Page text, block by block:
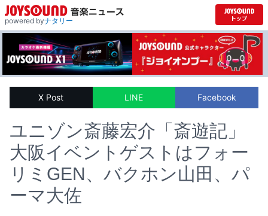
powered byナタリー
X Post LINE Facebook
ユニゾン斎藤宏介「斎遊記」
大阪イベントゲストはフォー
リミGEN、バクホン山田、パ
ーマ大佐